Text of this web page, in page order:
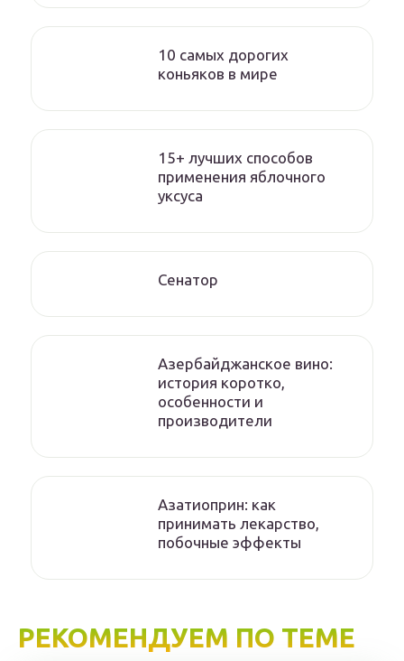
10 самых дорогих
коньяков в мире
15+ лучших способов
применения яблочного
уксуса
Сенатор
Азербайджанское вино:
история коротко,
особенности и
производители
Азатиоприн: как
принимать лекарство,
побочные эффекты
РЕКОМЕНДУЕМ ПО ТЕМЕ